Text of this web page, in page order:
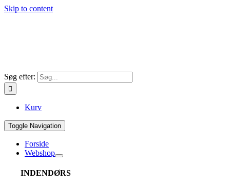
Skip to content
Søg efter:
Kurv
Toggle Navigation
Forside
Webshop
INDENDØRS